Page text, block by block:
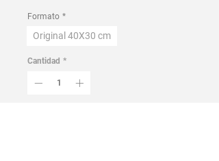
Formato *
Original 40X30 cm
Cantidad *